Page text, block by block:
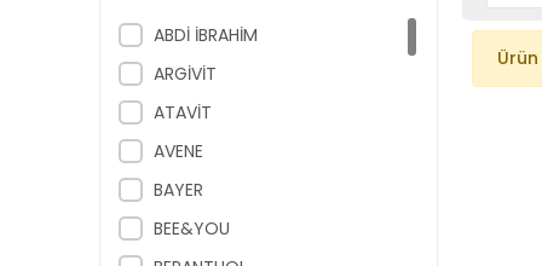
ABDİ İBRAHİM
ARGİVİT
ATAVİT
AVENE
BAYER
BEE&YOU